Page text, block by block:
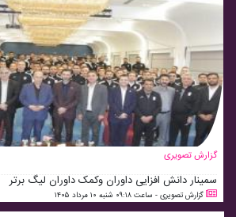
گزارش تصویری
سمینار دانش افزایی داوران و‌کمک داوران لیگ برتر
گزارش تصویری - ساعت ۰۹:۱۸ شنبه ۱۰ مرداد ۱۴۰۵